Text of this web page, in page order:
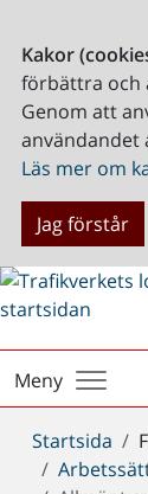
Kakor
förbättra och
Genom att
användandet
Läs mer om
Jag förstår
Meny
Du
är
Startsida